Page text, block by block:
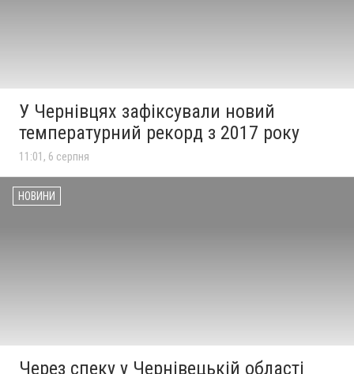
У Чернівцях зафіксували новий
температурний рекорд з 2017 року
11:01, 6 серпня
НОВИНИ
Через спеку у Чернівецькій області